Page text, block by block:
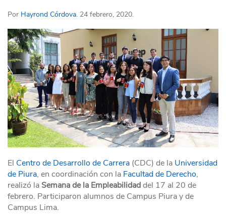
Por Hayrond Córdova. 24 febrero, 2020.
El Centro de Desarrollo de Carrera (CDC) de la Universidad
de Piura, en coordinación con la Facultad de Derecho,
realizó la Semana de la Empleabilidaddel 17 al 20 de
febrero. Participaron alumnos de Campus Piura y de
Campus Lima.